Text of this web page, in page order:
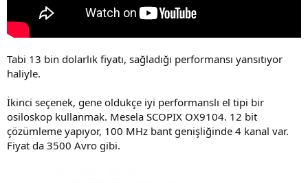
Tabi 13 bin dolarlık fiyatı, sağladığı performansı yansıtıyor
haliyle.
İkinci seçenek, gene oldukçe iyi performanslı el tipi bir
osiloskop kullanmak. Mesela SCOPIX OX9104. 12 bit
çözümleme yapıyor, 100 MHz bant genişliğinde 4 kanal var.
Fiyat da 3500 Avro gibi.